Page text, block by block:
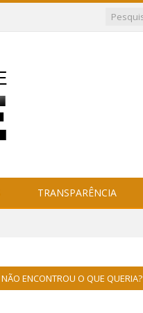
TRANSPARÊNCIA
NÃO ENCONTROU O QUE QUERIA?